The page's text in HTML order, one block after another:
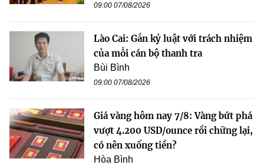
09:00 07/08/2026
Lào Cai: Gắn kỷ luật với trách nhiệm
của mỗi cán bộ thanh tra
Bùi Bình
09:00 07/08/2026
Giá vàng hôm nay 7/8: Vàng bứt phá
vượt 4.200 USD/ounce rồi chững lại,
có nên xuống tiền?
Hòa Bình